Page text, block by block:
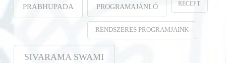
PRABHUPADA PROGRAMAJÁNLÓ RECEPT
RENDSZERES PROGRAMJAINK
SIVARAMA SWAMI